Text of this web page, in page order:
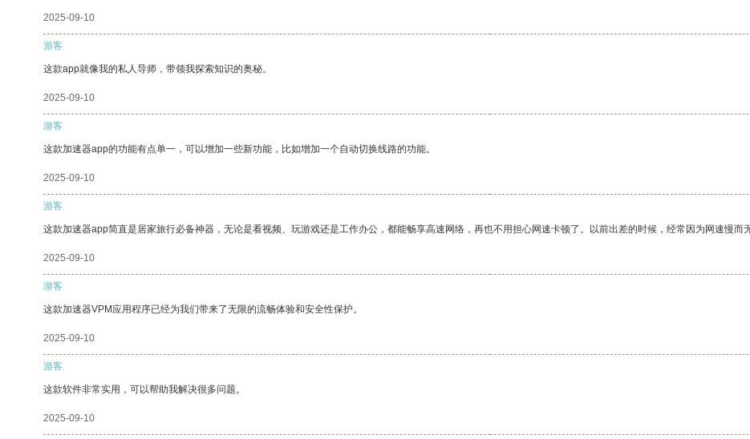
2025-09-10
游客
这款app就像我的私人导师，带领我探索知识的奥秘。
2025-09-10
游客
这款加速器app的功能有点单一，可以增加一些新功能，比如增加一个自动切换线路的功能。
2025-09-10
游客
这款加速器app简直是居家旅行必备神器，无论是看视频、玩游戏还是工作办公，都能畅享高速网络，再也不用担心网速卡顿了。以前出差的时候，经常因为网速慢而
2025-09-10
游客
这款加速器VPM应用程序已经为我们带来了无限的流畅体验和安全性保护。
2025-09-10
游客
这款软件非常实用，可以帮助我解决很多问题。
2025-09-10